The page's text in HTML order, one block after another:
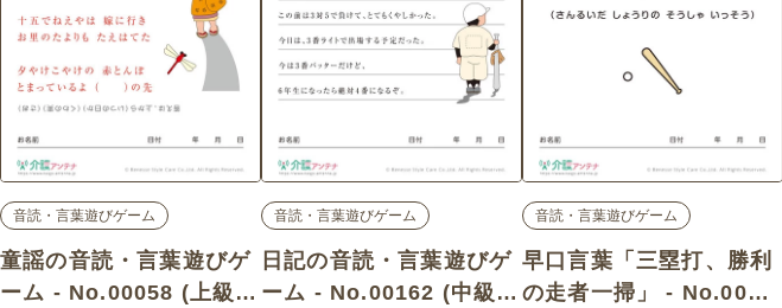
音読・言葉遊びゲーム
童謡の音読・言葉遊びゲ
ーム - No.00058 (上級/
音読・言葉遊びゲーム
日記の音読・言葉遊びゲ
ーム - No.00162 (中級/
音読・言葉遊びゲーム
早口言葉「三塁打、勝利
の走者一掃」 - No.0008